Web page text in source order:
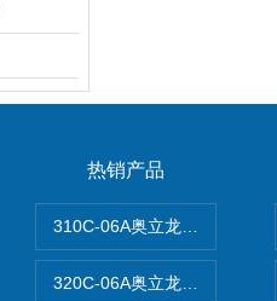
热销产品
310C-06A奥立龙实验室台式
320C-06A奥立龙实验室便携